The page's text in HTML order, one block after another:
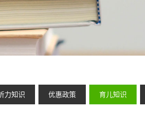
力知识 优惠政策 育儿知识